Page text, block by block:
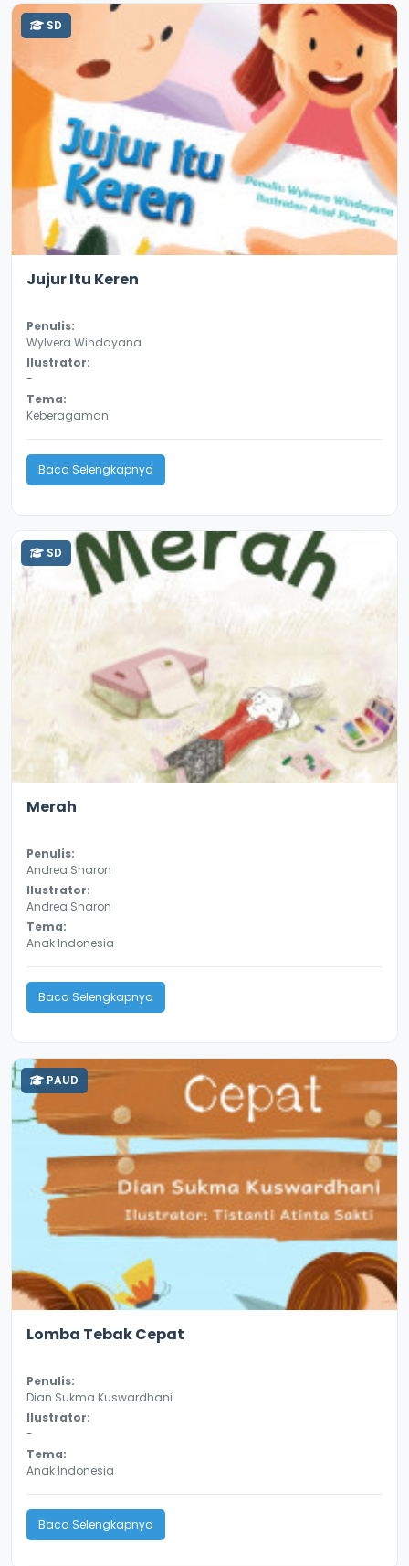
SD
Jujur Itu Keren
Penulis:
Wylvera Windayana
Ilustrator:
-
Tema:
Keberagaman
Baca Selengkapnya
SD
Merah
Penulis:
Andrea Sharon
Ilustrator:
Andrea Sharon
Tema:
Anak Indonesia
Baca Selengkapnya
PAUD
Lomba Tebak Cepat
Penulis:
Dian Sukma Kuswardhani
Ilustrator:
-
Tema:
Anak Indonesia
Baca Selengkapnya